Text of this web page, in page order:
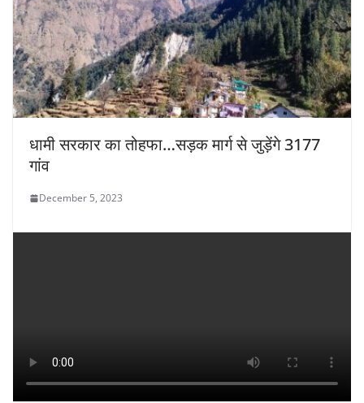
धामी सरकार का तोहफा…सड़क मार्ग से जुड़ेंगे 3177
गांव
December 5, 2023